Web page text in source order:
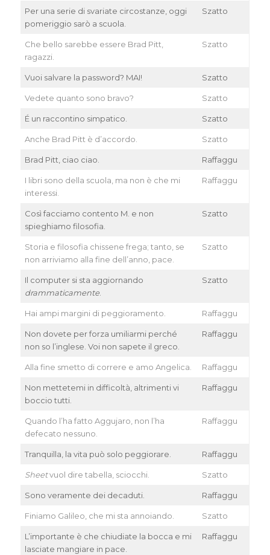
Per una serie di svariate circostanze, oggi
pomeriggio sarò a scuola.
Szatto
Che bello sarebbe essere Brad Pitt,
ragazzi.
Szatto
Vuoi salvare la password? MAI! Szatto
Vedete quanto sono bravo? Szatto
É un raccontino simpatico. Szatto
Anche Brad Pitt è d’accordo. Szatto
Brad Pitt, ciao ciao. Raffaggu
I libri sono della scuola, ma non è che mi
interessi.
Raffaggu
Così facciamo contento M. e non
spieghiamo filosofia.
Szatto
Storia e filosofia chissene frega; tanto, se
non arriviamo alla fine dell’anno, pace.
Szatto
Il computer si sta aggiornando
drammaticamente.
Szatto
Hai ampi margini di peggioramento. Raffaggu
Non dovete per forza umiliarmi perché
non so l’inglese. Voi non sapete il greco.
Raffaggu
Alla fine smetto di correre e amo Angelica. Raffaggu
Non mettetemi in difficoltà, altrimenti vi
boccio tutti.
Raffaggu
Quando l’ha fatto Aggujaro, non l’ha
defecato nessuno.
Raffaggu
Tranquilla, la vita può solo peggiorare. Raffaggu
Sheetvuol dire tabella, sciocchi. Szatto
Sono veramente dei decaduti. Raffaggu
Finiamo Galileo, che mi sta annoiando. Szatto
L’importante è che chiudiate la bocca e mi
lasciate mangiare in pace.
Raffaggu